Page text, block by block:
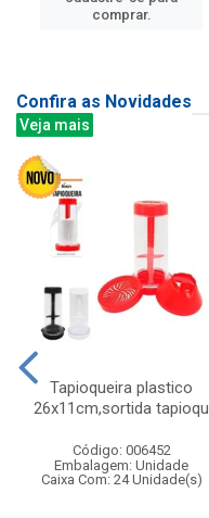
comprar.
Confira as Novidades
Veja mais
Tapioqueira plastico
26x11cm,sortida tapioqu
Código: 006452
Embalagem: Unidade
Caixa Com: 24 Unidade(s)